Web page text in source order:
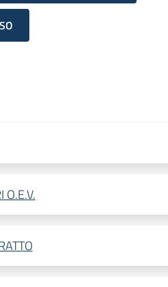
O.E.V.